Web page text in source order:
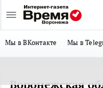
Мы в ВКонтакте Мы в
Воронежская